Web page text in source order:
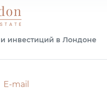
инвестиций в Лондоне
E-mail